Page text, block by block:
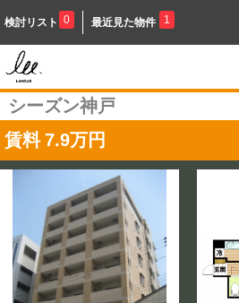
検討リスト 0 最近見た物件 1
シーズン神戸
賃料 7.9万円